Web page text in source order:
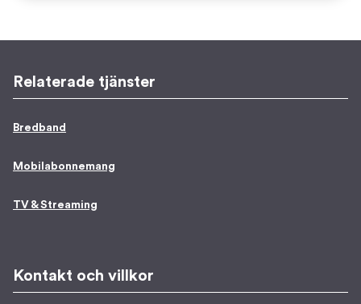
Relaterade tjänster
Bredband
Mobilabonnemang
TV & Streaming
Kontakt och villkor